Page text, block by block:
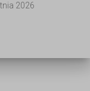
2026